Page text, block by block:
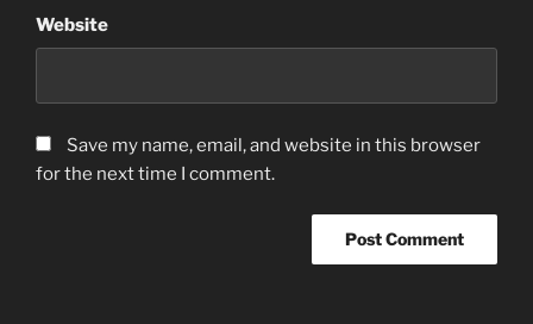
Website
Save my name, email, and website in this browser
for the next time I comment.